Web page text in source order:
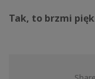
Tak, to brzmi